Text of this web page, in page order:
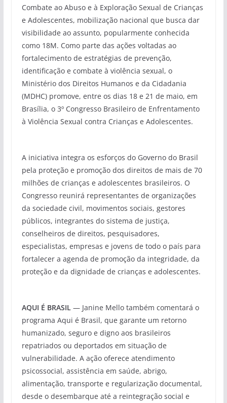
Combate ao Abuso e à Exploração Sexual de Crianças
e Adolescentes, mobilização nacional que busca dar
visibilidade ao assunto, popularmente conhecida
como 18M. Como parte das ações voltadas ao
fortalecimento de estratégias de prevenção,
identificação e combate à violência sexual, o
Ministério dos Direitos Humanos e da Cidadania
(MDHC) promove, entre os dias 18 e 21 de maio, em
Brasília, o 3º Congresso Brasileiro de Enfrentamento
à Violência Sexual contra Crianças e Adolescentes.
A iniciativa integra os esforços do Governo do Brasil
pela proteção e promoção dos direitos de mais de 70
milhões de crianças e adolescentes brasileiros. O
Congresso reunirá representantes de organizações
da sociedade civil, movimentos sociais, gestores
públicos, integrantes do sistema de justiça,
conselheiros de direitos, pesquisadores,
especialistas, empresas e jovens de todo o país para
fortalecer a agenda de promoção da integridade, da
proteção e da dignidade de crianças e adolescentes.
AQUI É BRASIL— Janine Mello também comentará o
programa Aqui é Brasil, que garante um retorno
humanizado, seguro e digno aos brasileiros
repatriados ou deportados em situação de
vulnerabilidade. A ação oferece atendimento
psicossocial, assistência em saúde, abrigo,
alimentação, transporte e regularização documental,
desde o desembarque até a reintegração social e